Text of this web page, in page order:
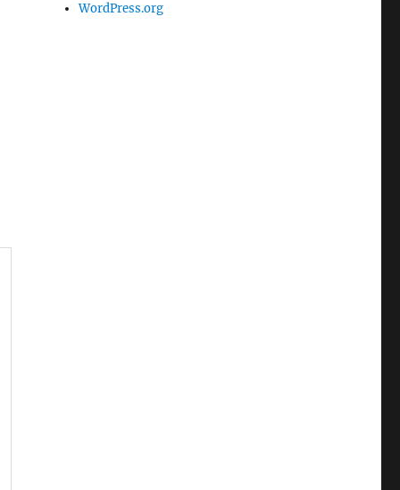
WordPress.org